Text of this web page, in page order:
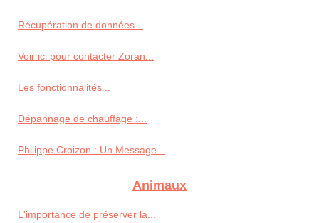
Récupération de données...
Voir ici pour contacter Zoran...
Les fonctionnalités...
Dépannage de chauffage :...
Philippe Croizon : Un Message...
Animaux
L'importance de préserver la...